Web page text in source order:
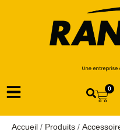
0
Accueil / Produits /